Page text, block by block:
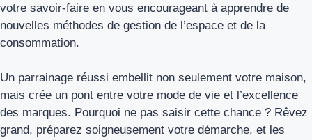
votre savoir-faire en vous encourageant à apprendre de
nouvelles méthodes de gestion de l’espace et de la
consommation.
Un parrainage réussi embellit non seulement votre maison,
mais crée un pont entre votre mode de vie et l’excellence
des marques. Pourquoi ne pas saisir cette chance ? Rêvez
grand, préparez soigneusement votre démarche, et les